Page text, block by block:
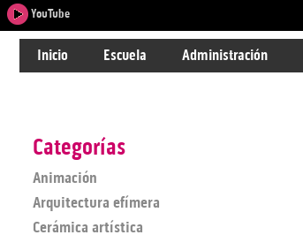
YouTube
Inicio Escuela Administración
Categorías
Animación
Arquitectura efímera
Cerámica artística